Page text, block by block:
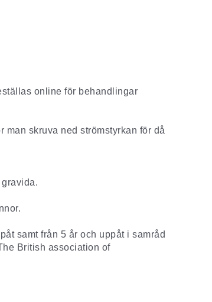
online för behandlingar
man skruva ned strömstyrkan för då
samt från 5 år och uppåt i samråd
British association of